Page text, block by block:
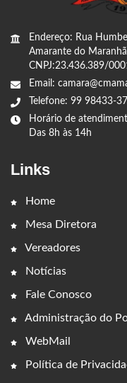
Endereço: Rua
Amarante do
CNPJ:23.436.389/
Email:
Telefone: 99 98433-
Horário de
Das 8h às 14h
Links
Home
Mesa Diretora
Vereadores
Notícias
Fale Conosco
Administração do
WebMail
Política de